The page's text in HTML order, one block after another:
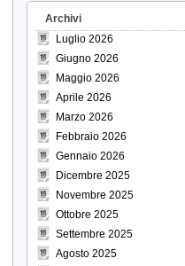
Archivi
Luglio 2026
Giugno 2026
Maggio 2026
Aprile 2026
Marzo 2026
Febbraio 2026
Gennaio 2026
Dicembre 2025
Novembre 2025
Ottobre 2025
Settembre 2025
Agosto 2025